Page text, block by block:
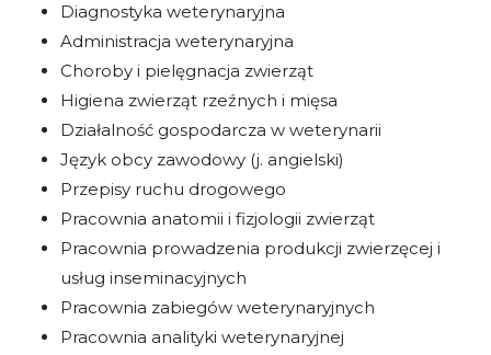
Diagnostyka weterynaryjna
Administracja weterynaryjna
Choroby i pielęgnacja zwierząt
Higiena zwierząt rzeźnych i mięsa
Działalność gospodarcza w weterynarii
Język obcy zawodowy (j. angielski)
Przepisy ruchu drogowego
Pracownia anatomii i fizjologii zwierząt
Pracownia prowadzenia produkcji zwierzęcej i
usług inseminacyjnych
Pracownia zabiegów weterynaryjnych
Pracownia analityki weterynaryjnej